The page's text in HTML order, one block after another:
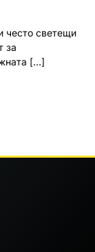
светещи
за
[…]